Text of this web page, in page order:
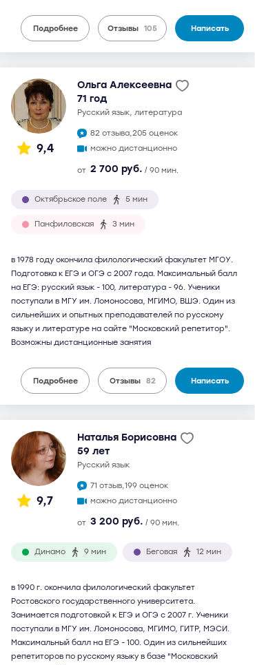
Подробнее Отзывы 105 Написать
9,4
Ольга Алексеевна
71 год
русский язык, литература
82 отзыва,205 оценок
можно дистанционно
от 2 700 руб. / 90 мин.
Октябрьское поле 5 мин
Панфиловская 3 мин
в 1978 году окончила филологический факультет МГОУ.
Подготовка к ЕГЭ и ОГЭ с 2007 года. Максимальный балл
на ЕГЭ: русский язык - 100, литература - 96. Ученики
поступали в МГУ им. Ломоносова, МГИМО, ВШЭ. Один из
сильнейших и опытных преподавателей по русскому
языку и литературе на сайте "Московский репетитор".
Возможны дистанционные занятия
Подробнее Отзывы 82 Написать
9,7
Наталья Борисовна
59 лет
русский язык
71 отзыв,199 оценок
можно дистанционно
от 3 200 руб. / 90 мин.
Динамо 9 мин Беговая 12 мин
в 1990 г. окончила филологический факультет
Ростовского государственного университета.
Занимается подготовкой к ЕГЭ и ОГЭ с 2007 г. Ученики
поступали в МГУ им. Ломоносова, МГИМО, ГИТР, МЭСИ.
Максимальный балл на ЕГЭ - 100. Один из сильнейших
репетиторов по русскому языку в базе "Московский